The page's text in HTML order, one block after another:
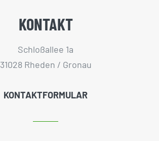
KONTAKT
Schloßallee 1a
31028 Rheden / Gronau
KONTAKTFORMULAR